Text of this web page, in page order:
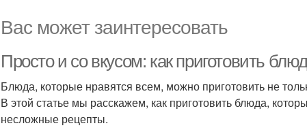
Вас может заинтересовать
Просто и со вкусом: как приготовить
Блюда, которые нравятся всем, можно приготовить не
В этой статье мы расскажем, как приготовить блюда,
несложные рецепты.